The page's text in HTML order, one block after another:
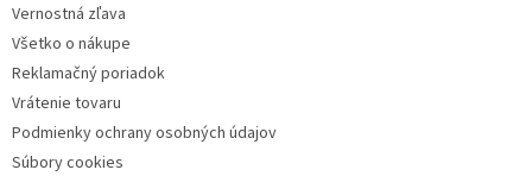
Vernostná zľava
Všetko o nákupe
Reklamačný poriadok
Vrátenie tovaru
Podmienky ochrany osobných údajov
Súbory cookies